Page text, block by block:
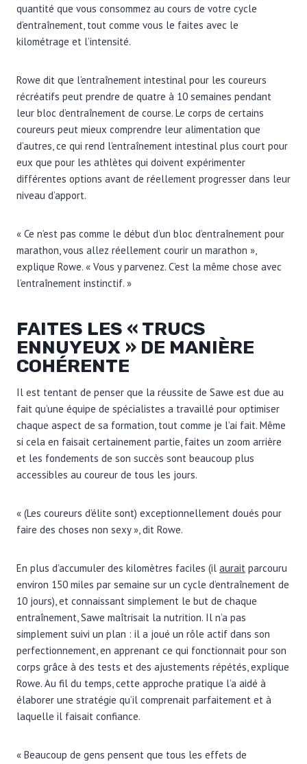
quantité que vous consommez au cours de votre cycle
d’entraînement, tout comme vous le faites avec le
kilométrage et l’intensité.
Rowe dit que l’entraînement intestinal pour les coureurs
récréatifs peut prendre de quatre à 10 semaines pendant
leur bloc d’entraînement de course. Le corps de certains
coureurs peut mieux comprendre leur alimentation que
d’autres, ce qui rend l’entraînement intestinal plus court pour
eux que pour les athlètes qui doivent expérimenter
différentes options avant de réellement progresser dans leur
niveau d’apport.
« Ce n’est pas comme le début d’un bloc d’entraînement pour
marathon, vous allez réellement courir un marathon »,
explique Rowe. « Vous y parvenez. C’est la même chose avec
l’entraînement instinctif. »
FAITES LES « TRUCS
ENNUYEUX » DE MANIÈRE
COHÉRENTE
Il est tentant de penser que la réussite de Sawe est due au
fait qu’une équipe de spécialistes a travaillé pour optimiser
chaque aspect de sa formation, tout comme je l’ai fait. Même
si cela en faisait certainement partie, faites un zoom arrière
et les fondements de son succès sont beaucoup plus
accessibles au coureur de tous les jours.
« (Les coureurs d’élite sont) exceptionnellement doués pour
faire des choses non sexy », dit Rowe.
En plus d’accumuler des kilomètres faciles (il aurait parcouru
environ 150 miles par semaine sur un cycle d’entraînement de
10 jours), et connaissant simplement le but de chaque
entraînement, Sawe maîtrisait la nutrition. Il n’a pas
simplement suivi un plan : il a joué un rôle actif dans son
perfectionnement, en apprenant ce qui fonctionnait pour son
corps grâce à des tests et des ajustements répétés, explique
Rowe. Au fil du temps, cette approche pratique l’a aidé à
élaborer une stratégie qu’il comprenait parfaitement et à
laquelle il faisait confiance.
« Beaucoup de gens pensent que tous les effets de